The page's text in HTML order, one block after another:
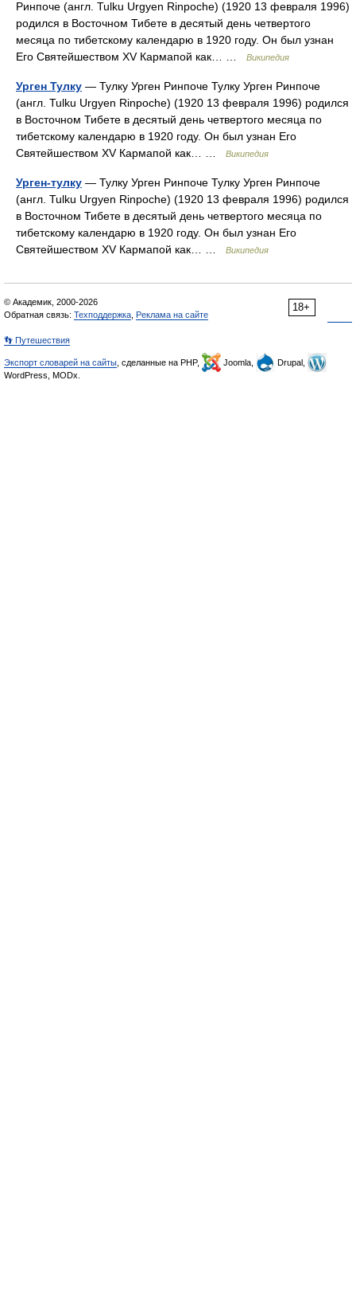
Ринпоче (англ. Tulku Urgyen Rinpoche) (1920 13 февраля 1996)
родился в Восточном Тибете в десятый день четвертого
месяца по тибетскому календарю в 1920 году. Он был узнан
Его Святейшеством XV Кармапой как… …
Википедия
Урген Тулку — Тулку Урген Ринпоче Тулку Урген Ринпоче
(англ. Tulku Urgyen Rinpoche) (1920 13 февраля 1996) родился
в Восточном Тибете в десятый день четвертого месяца по
тибетскому календарю в 1920 году. Он был узнан Его
Святейшеством XV Кармапой как… …
Википедия
Урген-тулку — Тулку Урген Ринпоче Тулку Урген Ринпоче
(англ. Tulku Urgyen Rinpoche) (1920 13 февраля 1996) родился
в Восточном Тибете в десятый день четвертого месяца по
тибетскому календарю в 1920 году. Он был узнан Его
Святейшеством XV Кармапой как… …
Википедия
18+
© Академик, 2000-2026
Обратная связь: Техподдержка Реклама на сайте
👣 Путешествия
Экспорт словарей на сайты , сделанные на PHP, Joomla,
Drupal,
WordPress, MODx.